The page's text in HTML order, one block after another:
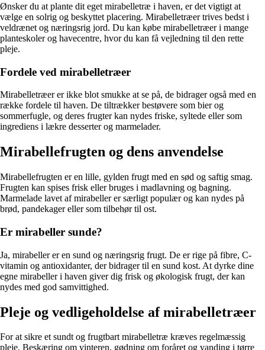
Ønsker du at plante dit eget mirabelletræ i haven, er det vigtigt at
vælge en solrig og beskyttet placering. Mirabelletræer trives bedst i
veldrænet og næringsrig jord. Du kan købe mirabelletræer i mange
planteskoler og havecentre, hvor du kan få vejledning til den rette
pleje.
Fordele ved mirabelletræer
Mirabelletræer er ikke blot smukke at se på, de bidrager også med en
række fordele til haven. De tiltrækker bestøvere som bier og
sommerfugle, og deres frugter kan nydes friske, syltede eller som
ingrediens i lækre desserter og marmelader.
Mirabellefrugten og dens anvendelse
Mirabellefrugten er en lille, gylden frugt med en sød og saftig smag.
Frugten kan spises frisk eller bruges i madlavning og bagning.
Marmelade lavet af mirabeller er særligt populær og kan nydes på
brød, pandekager eller som tilbehør til ost.
Er mirabeller sunde?
Ja, mirabeller er en sund og næringsrig frugt. De er rige på fibre, C-
vitamin og antioxidanter, der bidrager til en sund kost. At dyrke dine
egne mirabeller i haven giver dig frisk og økologisk frugt, der kan
nydes med god samvittighed.
Pleje og vedligeholdelse af mirabelletræer
For at sikre et sundt og frugtbart mirabelletræ kræves regelmæssig
pleje. Beskæring om vinteren, gødning om foråret og vanding i tørre